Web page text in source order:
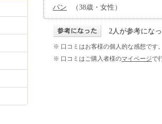
パン （38歳・女性）
2人が参考にな
※ 口コミはお客様の個人的な感想です
※ 口コミはご購入者様のマイページで